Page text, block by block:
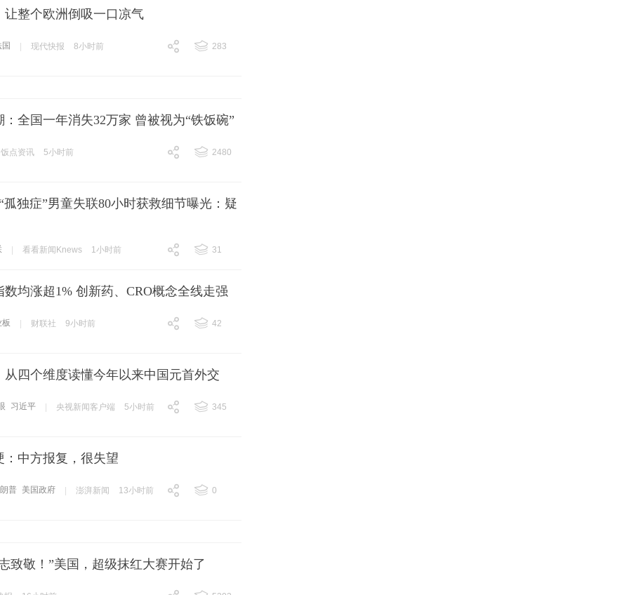
让整个欧洲倒吸一口凉气
现代快报 8小时前
283
全国一年消失32万家 曾被视为“铁饭碗”
饭点资讯 5小时前
2480
孤独症”男童失联80小时获救细节曝光：疑
看看新闻Knews 1小时前
31
均涨超1% 创新药、CRO概念全线走强
板 财联社 9小时前
42
从四个维度读懂今年以来中国元首外交
习近平 央视新闻客户端 5小时前
345
：中方报复，很失望
普 美国政府 澎湃新闻 13小时前
0
致敬！”美国，超级抹红大赛开始了